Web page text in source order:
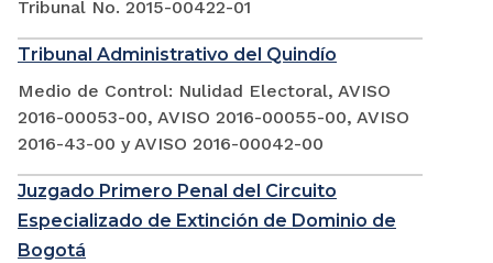
Tribunal No. 2015-00422-01
Tribunal Administrativo del Quindío
Medio de Control: Nulidad Electoral, AVISO
2016-00053-00, AVISO 2016-00055-00, AVISO
2016-43-00 y AVISO 2016-00042-00
Juzgado Primero Penal del Circuito
Especializado de Extinción de Dominio de
Bogotá